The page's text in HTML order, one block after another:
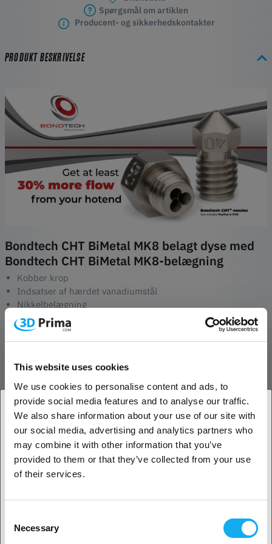
This website uses cookies
We use cookies to personalise content and ads, to
provide social media features and to analyse our traffic.
We also share information about your use of our site with
our social media, advertising and analytics partners who
may combine it with other information that you’ve
provided to them or that they’ve collected from your use
of their services.
Selection
Necessary
Spørgsmål om artiklen
Producent- og sikkerhedskontakter
PRODUKT BESKRIVELSE
Bondtech CHT BiMetal MK8 belagt dyse med
Bondtech CHT BiMetal MK8-belægning
Kobber krop
Indsatser af hærdet vanadiumstål
Nikkelbelægning
Tilgængelige størrelser : 0,40, 0,60, 0,80 og 1,0 mm
Optimeret til 1,75 mm filament
Kompatibel med 2,85 mm filament
Passer til følgende blokke/printere:
bq Hephestos
Hephestos 2
bq Prusa i3 Hephestos
bq Witbox
bq Witbox 2
Creality CR-10
MakerBot Replicator 2
1. Er du erhvervskunde eller privatkunde?
Erhvervskunde
Privat kunde